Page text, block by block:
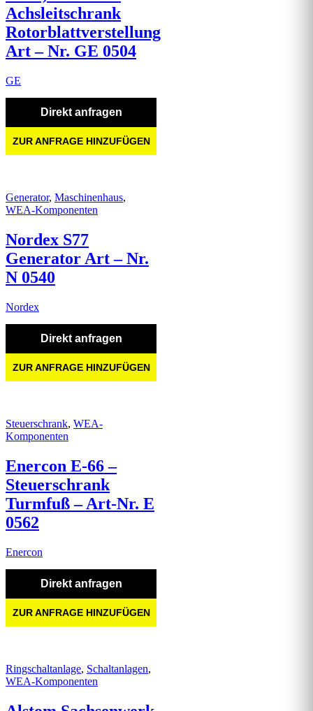
Achsleitschrank
Rotorblattverstellung
Art – Nr. GE 0504
GE
Direkt anfragen
ZUR ANFRAGE HINZUFÜGEN
Generator, Maschinenhaus,
WEA-Komponenten
Nordex S77
Generator Art – Nr.
N 0540
Nordex
Direkt anfragen
ZUR ANFRAGE HINZUFÜGEN
Steuerschrank, WEA-
Komponenten
Enercon E-66 –
Steuerschrank
Turmfuß – Art-Nr. E
0562
Enercon
Direkt anfragen
ZUR ANFRAGE HINZUFÜGEN
Ringschaltanlage, Schaltanlagen,
WEA-Komponenten